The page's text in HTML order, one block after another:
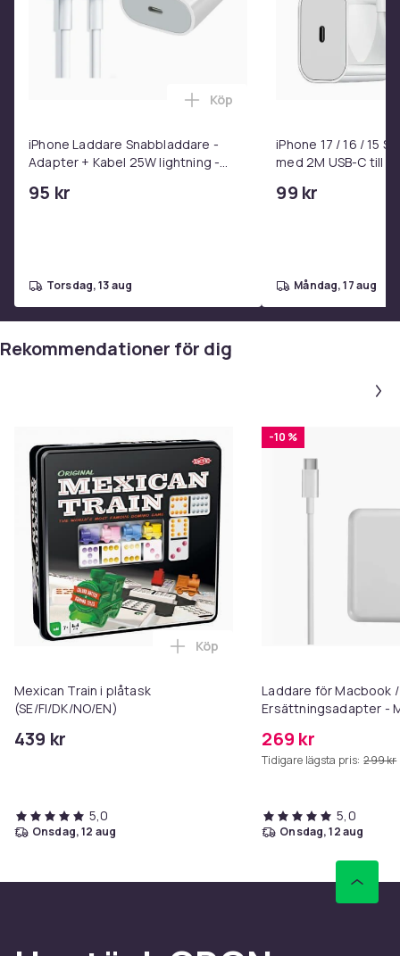
11140
Artikel.nr.
iPhone Laddare Snabbladdare -
Adapter + Kabel 25W lightning -
95 kr
Lägg till iPhone Laddare
Köp
torsdag, 13 aug
iPhone 17 / 16 / 15
med 2M USB-C till
99 kr
måndag, 17 aug
Rekommendationer för dig
Mexican Train i plåtask
(SE/FI/DK/NO/EN)
439 kr
Lägg till Mexican Train i
Köp
5,0
onsdag, 12 aug
-10 %
Laddare för Macbook /
Ersättningsadapter -
269 kr
Tidigare lägsta pris: 299 kr
5,0
onsdag, 12 aug